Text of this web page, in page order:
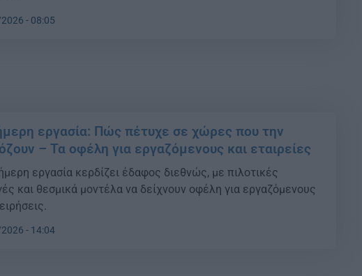
- 08:05
εργασία: Πώς πέτυχε σε χώρες που την
– Τα οφέλη για εργαζόμενους και εταιρείες
εργασία κερδίζει έδαφος διεθνώς, με πιλοτικές
και θεσμικά μοντέλα να δείχνουν οφέλη για εργαζόμενους
- 14:04